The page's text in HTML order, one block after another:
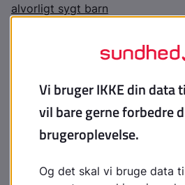
alvorligt sygt barn
Ressourcer
specialrådgivningsorganisation
og på
eksempel rådgive om, hvordan
tilrettelægge en faglig indsats,
og kommunale, regionale og